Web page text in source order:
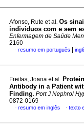
Afonso, Rute et al. Os
indivíduos com e sem
Enfermagem de Saúde
2160
· resumo em português
Freitas, Joana et al.
Antibody in a Patient
Finding. Port J Nephrol
0872-0169
· resumo em inglês · texto